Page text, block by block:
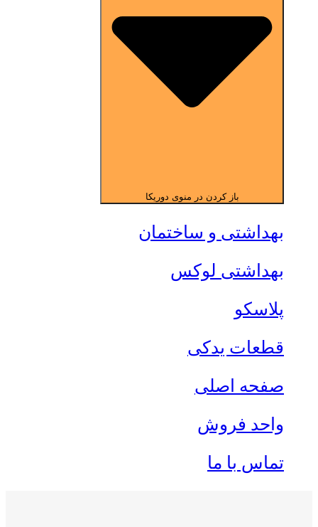
باز کردن در منوی دوریکا
بهداشتی و ساختمان
بهداشتی لوکس
پلاسکو
قطعات یدکی
صفحه اصلی
واحد فروش
تماس با ما